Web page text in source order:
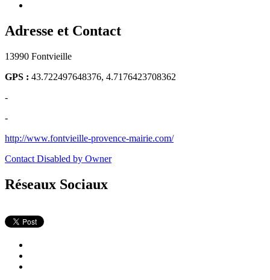
Adresse et Contact
13990 Fontvieille
GPS : 43.722497648376, 4.7176423708362
-
-
http://www.fontvieille-provence-mairie.com/
Contact Disabled by Owner
Réseaux Sociaux